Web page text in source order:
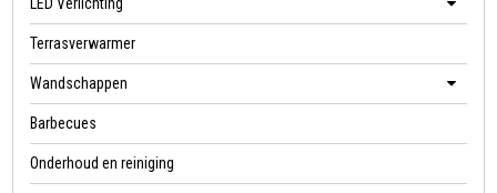
LED Verlichting
Terrasverwarmer
Wandschappen
Barbecues
Onderhoud en reiniging